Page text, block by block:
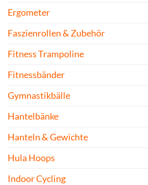
Ergometer
Faszienrollen & Zubehör
Fitness Trampoline
Fitnessbänder
Gymnastikbälle
Hantelbänke
Hanteln & Gewichte
Hula Hoops
Indoor Cycling